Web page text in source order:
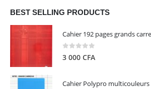
était :
000 CFA.
000 CFA.
BEST SELLING PRODUCTS
3 000 CFA